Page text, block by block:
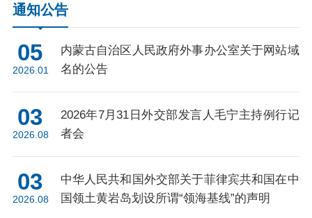
通知公告
05
2026.01
内蒙古自治区人民政府外事办公室关于网站域
名的公告
03
2026.08
2026年7月31日外交部发言人毛宁主持例行记
者会
03
2026.08
中华人民共和国外交部关于菲律宾共和国在中
国领土黄岩岛划设所谓“领海基线”的声明